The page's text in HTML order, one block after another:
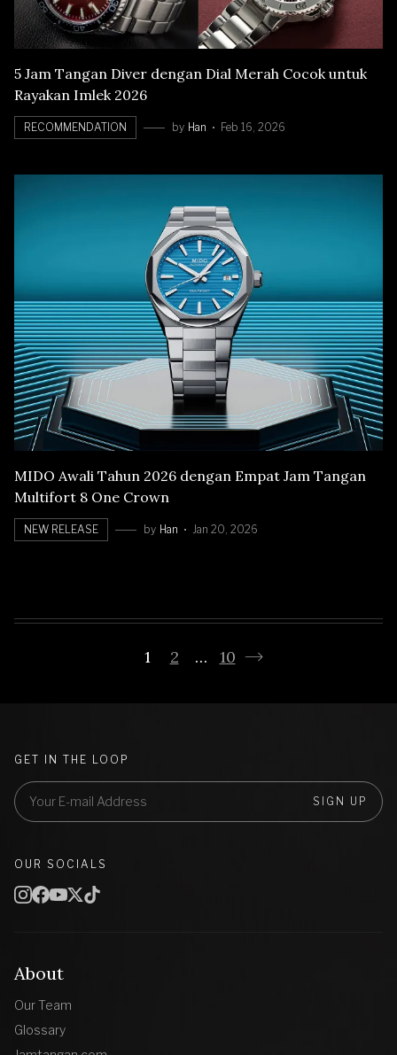
5 Jam Tangan Diver dengan Dial Merah Cocok untuk
Rayakan Imlek 2026
RECOMMENDATION by Han Feb 16, 2026
MIDO Awali Tahun 2026 dengan Empat Jam Tangan
Multifort 8 One Crown
NEW RELEASE by Han Jan 20, 2026
1 2 … 10
About
Our Team
Glossary
GET IN THE LOOP
SIGN UP
OUR SOCIALS